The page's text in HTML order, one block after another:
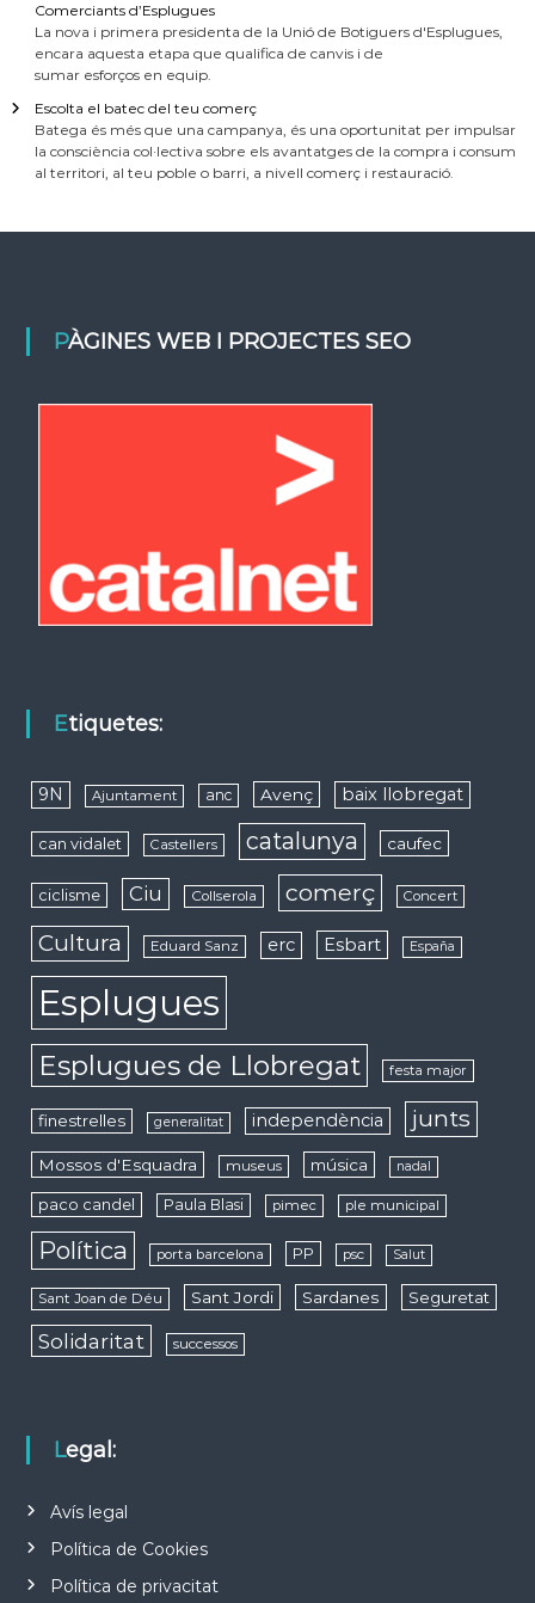
Comerciants d’Esplugues
La nova i primera presidenta de la Unió de Botiguers d'Esplugues,
encara aquesta etapa que qualifica de canvis i de
sumar esforços en equip.
Escolta el batec del teu comerç
Batega és més que una campanya, és una oportunitat per impulsar
la consciència col·lectiva sobre els avantatges de la compra i consum
al territori, al teu poble o barri, a nivell comerç i restauració.
PÀGINES WEB I PROJECTES SEO
Etiquetes:
9N Ajuntament anc Avenç baix llobregat
can vidalet Castellers catalunya caufec
ciclisme Ciu Collserola comerç Concert
Cultura Eduard Sanz erc Esbart España
Esplugues
Esplugues de Llobregat festa major
finestrelles generalitat independència junts
Mossos d'Esquadra museus música nadal
paco candel Paula Blasi pimec ple municipal
Política porta barcelona PP psc Salut
Sant Joan de Déu Sant Jordi Sardanes Seguretat
Solidaritat successos
Legal:
Avís legal
Política de Cookies
Política de privacitat